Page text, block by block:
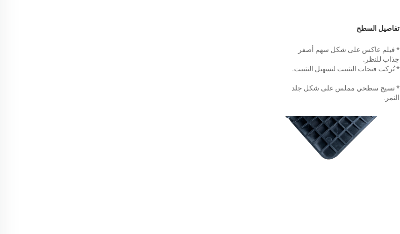
تفاصيل السطح
جذاب للنظر.
* تُركت فتحات التثبيت لتسهيل التثبيت.
النمر.